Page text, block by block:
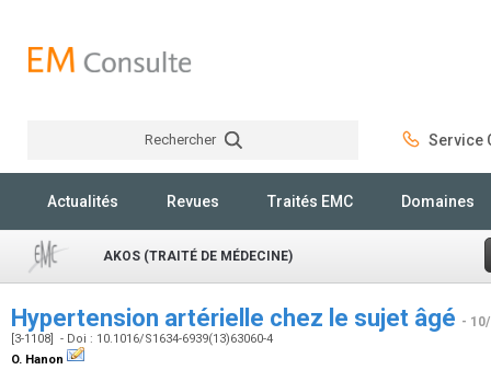
Rechercher Service
Actualités Revues Traités EMC Domaines
AKOS (TRAITÉ DE MÉDECINE)
Hypertension artérielle chez le sujet âgé -
[3-1108] - Doi : 10.1016/S1634-6939(13)63060-4
O. Hanon